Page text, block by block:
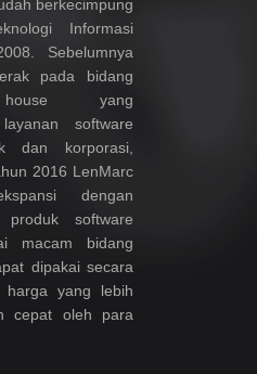
berkecimpung
Informasi
Sebelumnya
pada bidang
yang
software
dan korporasi,
2016 LenMarc
dengan
produk software
macam bidang
dipakai secara
harga yang lebih
cepat oleh para